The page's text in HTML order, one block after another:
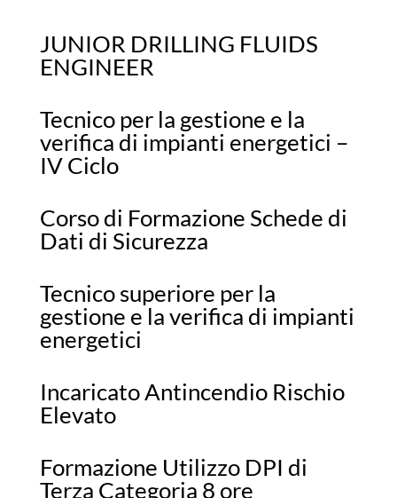
JUNIOR DRILLING FLUIDS
ENGINEER
Tecnico per la gestione e la
verifica di impianti energetici –
IV Ciclo
Corso di Formazione Schede di
Dati di Sicurezza
Tecnico superiore per la
gestione e la verifica di impianti
energetici
Incaricato Antincendio Rischio
Elevato
Formazione Utilizzo DPI di
Terza Categoria 8 ore